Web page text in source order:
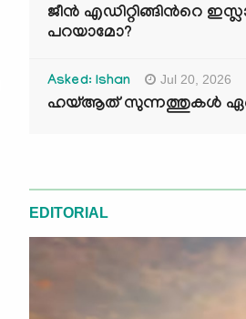
ജീൻ എഡിറ്റിങ്ങിന്‍റെ
പറയാമോ?
Asked: Ishan Jul 20, 2026
ഹയ്ആത് സുന്നത്തുകൾ
EDITORIAL